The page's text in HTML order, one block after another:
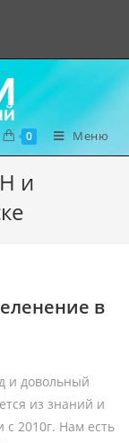
0 Меню
и
в
и довольный
из знаний и
с 2010г. Нам есть